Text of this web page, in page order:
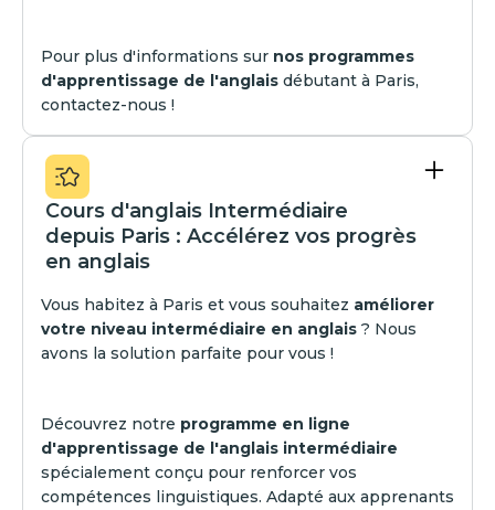
Pour plus d'informations sur nos programmes
d'apprentissage de l'anglais débutant à Paris,
contactez-nous !
Cours d'anglais Intermédiaire
depuis Paris : Accélérez vos progrès
en anglais
Vous habitez à Paris et vous souhaitez améliorer
votre niveau intermédiaire en anglais ? Nous
avons la solution parfaite pour vous !
Découvrez notre programme en ligne
d'apprentissage de l'anglais intermédiaire
spécialement conçu pour renforcer vos
compétences linguistiques. Adapté aux apprenants